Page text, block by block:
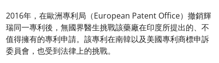
2016年，在歐洲專利局（European Patent Office）撤銷輝
瑞同一專利後，無國界醫生挑戰該藥廠在印度所提出的、不
值得擁有的專利申請。該專利在南韓以及美國專利商標申訴
委員會，也受到法律上的挑戰。